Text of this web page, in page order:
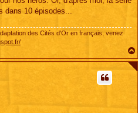
dans 10 épisodes...
des Cités d'Or en français, venez